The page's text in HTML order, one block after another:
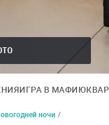
ИГРА В МАФИЮ
ночи /